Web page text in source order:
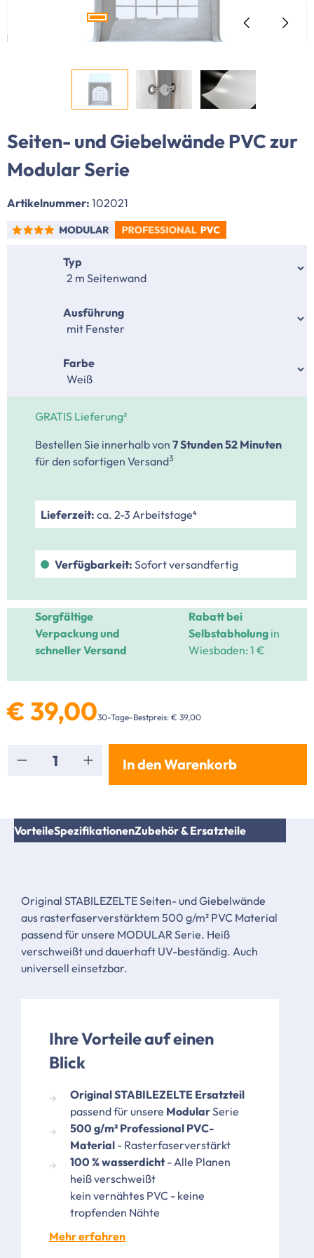
Seiten- und Giebelwände PVC zur
Modular Serie
Artikelnummer: 102021
Typ
Ausführungauswählen
Farbeauswählen
GRATIS Lieferung²
Bestellen Sie innerhalb von 7 Stunden52 Minuten
für den sofortigen Versand3
Lieferzeit: ca. 2-3 Arbeitstage⁴
Verfügbarkeit: Sofort versandfertig
Sorgfältige
Verpackung und
schneller Versand
Rabatt bei
Selbstabholung in
Wiesbaden: 1 €
€ 39,0030-Tage-Bestpreis: € 39,00
Produkt Anzahl: Gib den gewünschten
In den Warenkorb
VorteileSpezifikationenZubehör & Ersatzteile
Original STABILEZELTE Seiten- und Giebelwände
aus rasterfaserverstärktem 500 g/m² PVC Material
passend für unsere MODULAR Serie. Heiß
verschweißt und dauerhaft UV-beständig. Auch
universell einsetzbar.
Ihre Vorteile auf einen
Blick
Original STABILEZELTE Ersatzteil
passend für unsere ModularSerie
500 g/m² Professional PVC-
Material - Rasterfaserverstärkt
100 % wasserdicht- Alle Planen
heiß verschweißt
kein vernähtes PVC - keine
tropfenden Nähte
Mehr erfahren